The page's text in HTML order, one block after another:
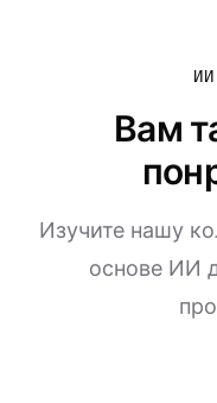
Вам
Изучите нашу
основе ИИ